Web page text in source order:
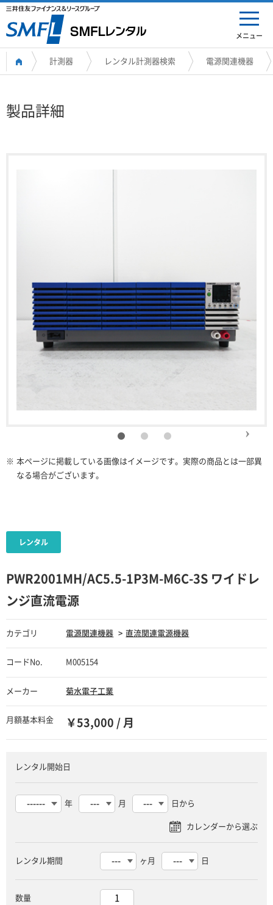
メニュー
計測器 レンタル計測器検索 電源関連機器
製品詳細
※ 本ページに掲載している画像はイメージです。実際の商品とは一部異
なる場合がございます。
PWR2001MH/AC5.5-1P3M-M6C-3S ワイドレ
ンジ直流電源
カテゴリ 電源関連機器 直流関連電源機器
コードNo. M005154
メーカー 菊水電子工業
月額基本料金 ￥53,000 / 月
レンタル開始日
年 月 日から
レンタル期間 ヶ月 日
数量